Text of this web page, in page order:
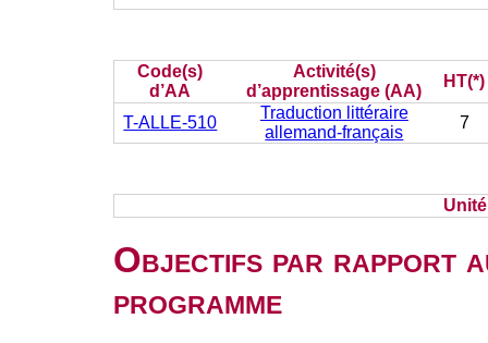
Code(s)
d’AA
Activité(s)
d’apprentissage (AA)
HT(*)
T-ALLE-510
Traduction littéraire
allemand-français
7
Objectifs par rapport
programme